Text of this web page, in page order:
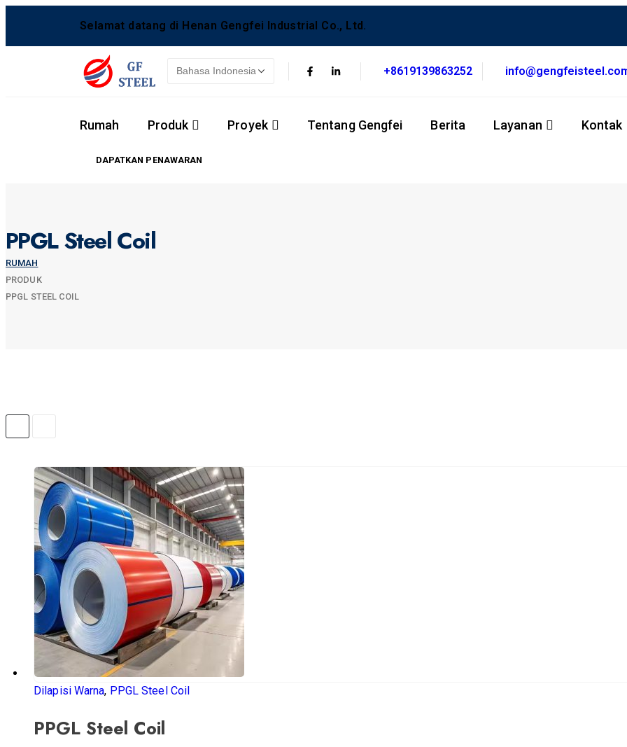
Selamat datang di Henan Gengfei Industrial Co., Ltd.
+8619139863252
Rumah Produk Proyek Tentang Gengfei Berita Layanan Kontak
DAPATKAN PENAWARAN
PPGL Steel Coil
RUMAH
PRODUK
PPGL STEEL COIL
Dilapisi Warna, PPGL Steel Coil
PPGL Steel Coil